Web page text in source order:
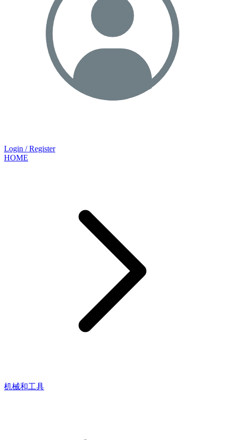
Login / Register
HOME
机械和工具